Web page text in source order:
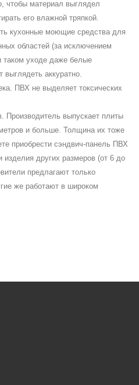
чтобы материал выглядел
его влажной тряпкой.
кухонные моющие средства для
областей (за исключением
таком уходе даже белые
выглядеть аккуратно.
ПВХ не выделяет токсических
Производитель выпускает плиты
и больше. Толщина их тоже
приобрести сэндвич-панель ПВХ
других размеров (от 6 до
предлагают только
же работают в широком